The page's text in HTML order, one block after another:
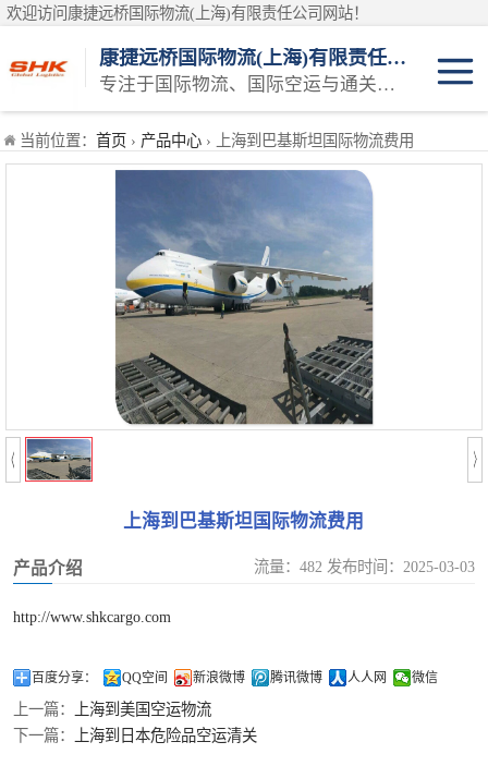
欢迎访问康捷远桥国际物流(上海)有限责任公司网站！
康捷远桥国际物流(上海)有限责任公司
专注于国际物流、国际空运与通关一体化一站式物流服务商
当前位置： 首页 › 产品中心 › 上海到巴基斯坦国际物流费用
上海到巴基斯坦国际物流费用
产品介绍 流量：482 发布时间：2025-03-03
http://www.shkcargo.com
百度分享： QQ空间 新浪微博 腾讯微博 人人网 微信
上一篇：
上海到美国空运物流
下一篇：
上海到日本危险品空运清关
日本空运
澳大利亚空运
俄罗斯空运
伊朗空运
美国空运
欧洲空运
中东空运